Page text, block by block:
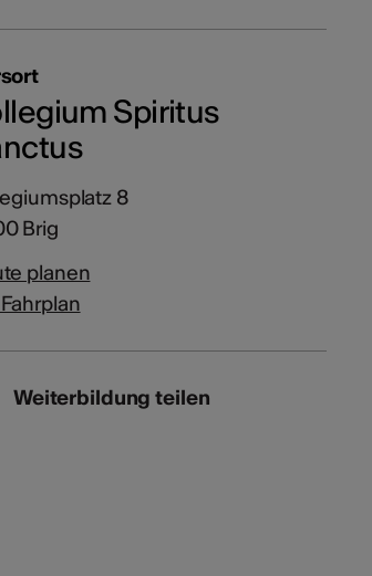
Spiritus
8
Brig
planen
Weiterbildung teilen